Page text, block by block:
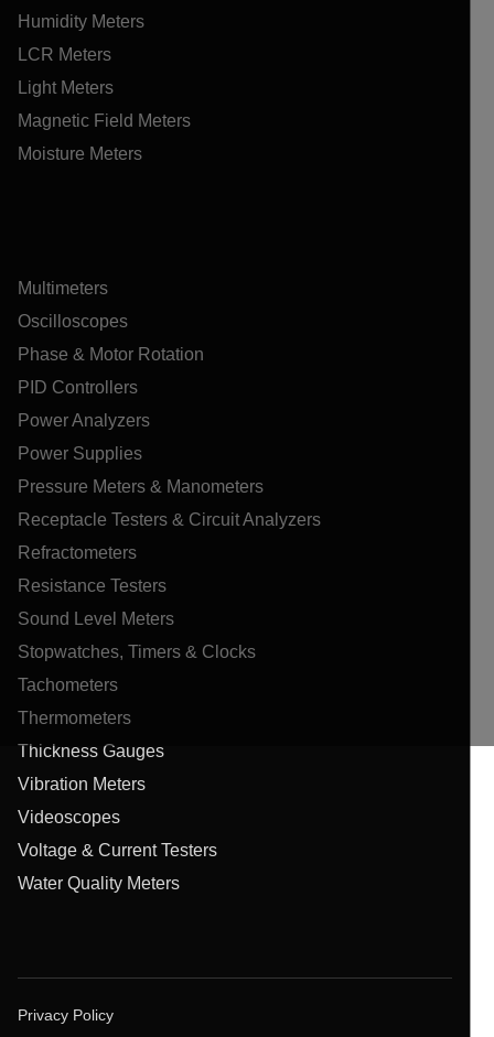
Humidity Meters
LCR Meters
Light Meters
Magnetic Field Meters
Moisture Meters
Multimeters
Oscilloscopes
Phase & Motor Rotation
PID Controllers
Power Analyzers
Power Supplies
Pressure Meters & Manometers
Receptacle Testers & Circuit Analyzers
Refractometers
Resistance Testers
Sound Level Meters
Stopwatches, Timers & Clocks
Tachometers
Thermometers
Thickness Gauges
Vibration Meters
Videoscopes
Voltage & Current Testers
Water Quality Meters
Privacy Policy